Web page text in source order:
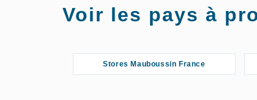
Voir les pays à
Stores Mauboussin France